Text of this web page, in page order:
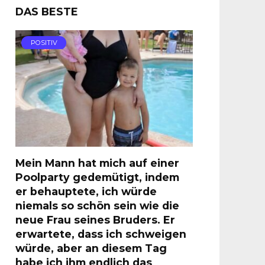
DAS BESTE
POSITIV
Mein Mann hat mich auf einer
Poolparty gedemütigt, indem
er behauptete, ich würde
niemals so schön sein wie die
neue Frau seines Bruders. Er
erwartete, dass ich schweigen
würde, aber an diesem Tag
habe ich ihm endlich das